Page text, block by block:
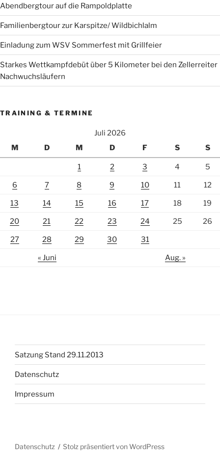
Abendbergtour auf die Rampoldplatte
Familienbergtour zur Karspitze/ Wildbichlalm
Einladung zum WSV Sommerfest mit Grillfeier
Starkes Wettkampfdebüt über 5 Kilometer bei den Zellerreiter
Nachwuchsläufern
TRAINING & TERMINE
Juli 2026
M
D M D F S S
1 2 3 4 5
6 7 8 9 10 11 12
13 14 15 16 17 18 19
20 21 22 23 24 25 26
27 28 29 30 31
« Juni Aug. »
Satzung Stand 29.11.2013
Datenschutz
Impressum
Datenschutz Stolz präsentiert von WordPress